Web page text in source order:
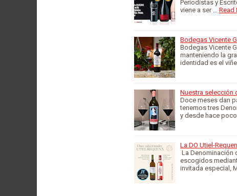
Periodistas y
viene a ser …
Read
Bodegas Vicente
Bodegas Vicente
manteniendo la
identidad es el
Nuestra selección
Doce meses dan
tenemos tres
y desde hace
La DO Utiel-
La Denominación
escogidos
invitada especial,